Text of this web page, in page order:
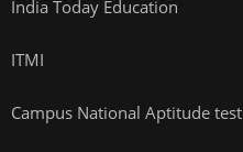
India Today Education
ITMI
Campus National Aptitude test